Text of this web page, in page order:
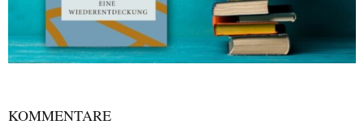
KOMMENTARE